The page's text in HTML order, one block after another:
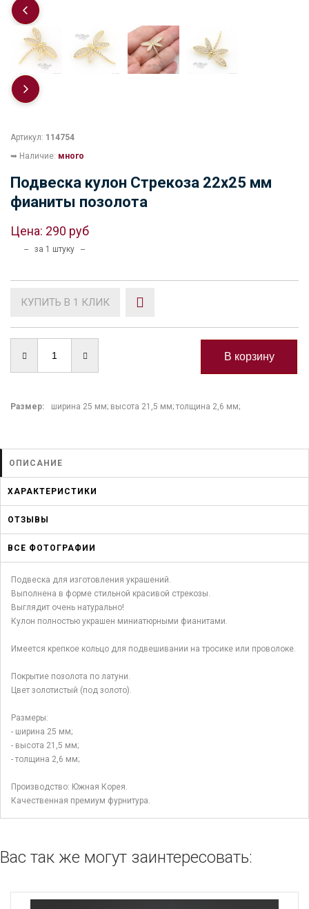
Артикул: 114754
➥ Наличие: много
Подвеска кулон Стрекоза 22х25 мм
фианиты позолота
Цена: 290 руб
-- за 1 штуку --
КУПИТЬ В 1 КЛИК
Размер: ширина 25 мм; высота 21,5 мм; толщина 2,6 мм;
ОПИСАНИЕ
ХАРАКТЕРИСТИКИ
ОТЗЫВЫ
ВСЕ ФОТОГРАФИИ
Подвеска для изготовления украшений.
Выполнена в форме стильной красивой стрекозы.
Выглядит очень натурально!
Кулон полностью украшен миниатюрными фианитами.
Имеется крепкое кольцо для подвешивании на тросике или проволоке.
Покрытие позолота по латуни.
Цвет золотистый (под золото).
Размеры:
- ширина 25 мм;
- высота 21,5 мм;
- толщина 2,6 мм;
Производство: Южная Корея.
Качественная премиум фурнитура.
Вас так же могут заинтересовать: